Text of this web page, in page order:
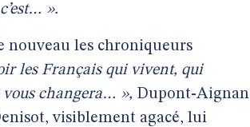
».
nouveau les chroniqueurs
les Français qui vivent, qui
changera… », Dupont-Aignan
visiblement agacé, lui